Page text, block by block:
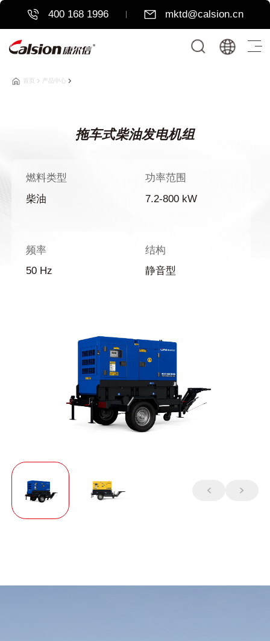
400 168 1996 mktd@calsion.cn
首页 产品中心
拖车式柴油发电机组
燃料类型
柴油
功率范围
7.2-800 kW
频率
50 Hz
结构
静音型